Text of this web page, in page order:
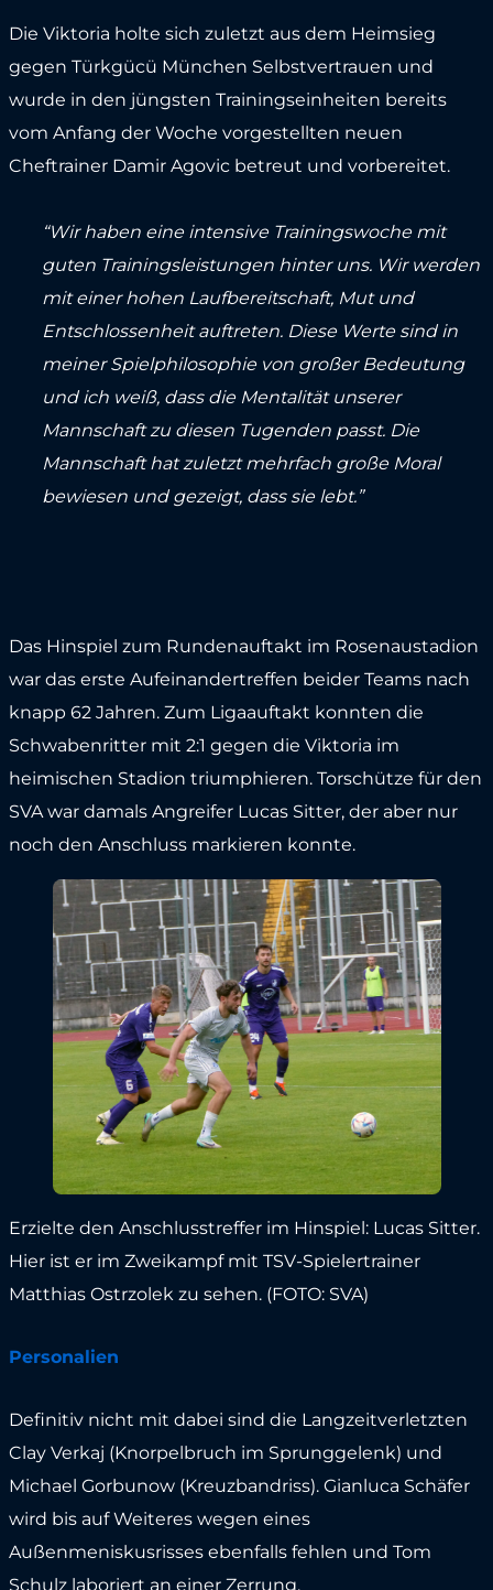
Die Viktoria holte sich zuletzt aus dem Heimsieg
gegen Türkgücü München Selbstvertrauen und
wurde in den jüngsten Trainingseinheiten bereits
vom Anfang der Woche vorgestellten neuen
Cheftrainer Damir Agovic betreut und vorbereitet.
“Wir haben eine intensive Trainingswoche mit
guten Trainingsleistungen hinter uns. Wir werden
mit einer hohen Laufbereitschaft, Mut und
Entschlossenheit auftreten. Diese Werte sind in
meiner Spielphilosophie von großer Bedeutung
und ich weiß, dass die Mentalität unserer
Mannschaft zu diesen Tugenden passt. Die
Mannschaft hat zuletzt mehrfach große Moral
bewiesen und gezeigt, dass sie lebt.”
Das Hinspiel zum Rundenauftakt im Rosenaustadion
war das erste Aufeinandertreffen beider Teams nach
knapp 62 Jahren. Zum Ligaauftakt konnten die
Schwabenritter mit 2:1 gegen die Viktoria im
heimischen Stadion triumphieren. Torschütze für den
SVA war damals Angreifer Lucas Sitter, der aber nur
noch den Anschluss markieren konnte.
Erzielte den Anschlusstreffer im Hinspiel: Lucas Sitter.
Hier ist er im Zweikampf mit TSV-Spielertrainer
Matthias Ostrzolek zu sehen. (FOTO: SVA)
Personalien
Definitiv nicht mit dabei sind die Langzeitverletzten
Clay Verkaj (Knorpelbruch im Sprunggelenk) und
Michael Gorbunow (Kreuzbandriss). Gianluca Schäfer
wird bis auf Weiteres wegen eines
Außenmeniskusrisses ebenfalls fehlen und Tom
Schulz laboriert an einer Zerrung.